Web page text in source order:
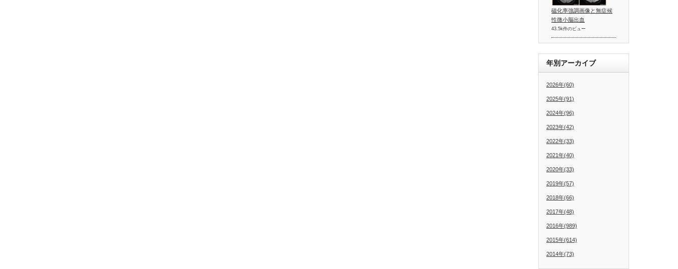
磁化率強調画像と無症候
性微小脳出血
43.5k件のビュー
年別アーカイブ
2026年(60)
2025年(91)
2024年(96)
2023年(42)
2022年(33)
2021年(40)
2020年(33)
2019年(57)
2018年(66)
2017年(48)
2016年(989)
2015年(614)
2014年(73)